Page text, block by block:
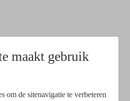
maakt gebruik
om de sitenavigatie te verbeteren